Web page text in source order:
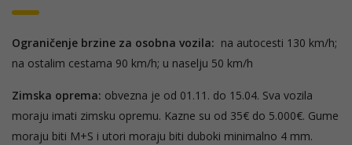
Ograničenje brzine za osobna vozila: na autocesti 130 km/h;
na ostalim cestama 90 km/h; u naselju 50 km/h
Zimska oprema: obvezna je od 01.11. do 15.04. Sva vozila
moraju imati zimsku opremu. Kazne su od 35€ do 5.000€. Gume
moraju biti M+S i utori moraju biti duboki minimalno 4 mm.